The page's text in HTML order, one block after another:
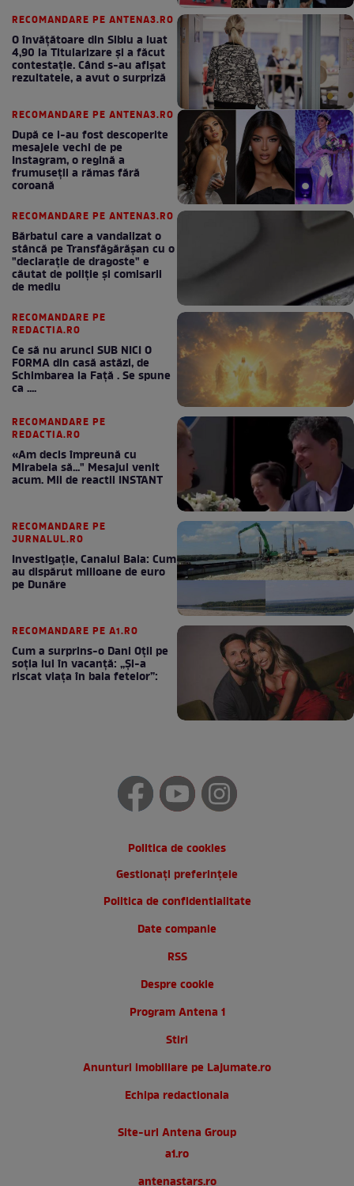
RECOMANDARE PE ANTENA3.RO
O învățătoare din Sibiu a luat
4,90 la Titularizare și a făcut
contestație. Când s-au afișat
rezultatele, a avut o surpriză
RECOMANDARE PE ANTENA3.RO
După ce i-au fost descoperite
mesajele vechi de pe
Instagram, o regină a
frumuseții a rămas fără
coroană
RECOMANDARE PE ANTENA3.RO
Bărbatul care a vandalizat o
stâncă pe Transfăgărășan cu o
"declaraţie de dragoste" e
căutat de poliție și comisarii
de mediu
RECOMANDARE PE
REDACTIA.RO
Ce să nu arunci SUB NICI O
FORMA din casă astăzi, de
Schimbarea la Față . Se spune
ca ....
RECOMANDARE PE
REDACTIA.RO
«Am decis împreună cu
Mirabela să..." Mesajul venit
acum. Mii de reactii INSTANT
RECOMANDARE PE
JURNALUL.RO
Investigație, Canalul Bala: Cum
au dispărut milioane de euro
pe Dunăre
RECOMANDARE PE A1.RO
Cum a surprins-o Dani Oțil pe
soția lui în vacanță: „Și-a
riscat viața în baia fetelor”:
Politica de cookies
Gestionați preferințele
Politica de confidentialitate
Date companie
RSS
Despre cookie
Program Antena 1
Stiri
Anunturi imobiliare pe Lajumate.ro
Echipa redactionala
Site-uri Antena Group
a1.ro
antenastars.ro